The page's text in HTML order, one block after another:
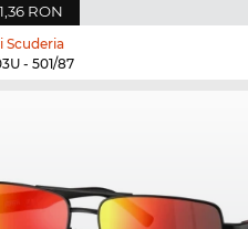
RON
Scuderia
- 501/87